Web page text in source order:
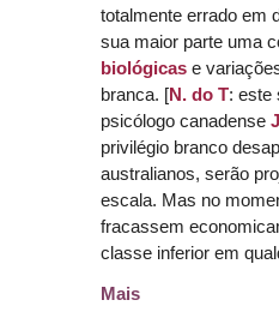
totalmente errado em
sua maior parte uma
biológicas e
branca. [N. do T: este
psicólogo canadense
privilégio branco
australianos, serão
escala. Mas no
fracassem
classe inferior em
Mais